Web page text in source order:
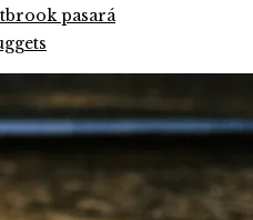
pasará